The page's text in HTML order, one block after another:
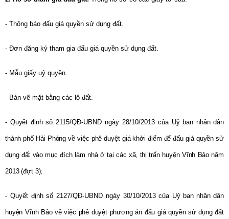
- Thông báo đấu giá quyền sử dụng đất.
- Đơn đăng ký tham gia đấu giá quyền sử dụng đất.
- Mẫu giấy uỷ quyền.
- Bản vẽ mặt bằng các lô đất.
- Quyết định số2115/QĐ-UBND ngày 28/10/2013của Uỷ ban nhân dân
thành phố Hải Phòng về việc phê duyệt giá khởi điểm để đấu giá quyền sử
dụng đất vào mục đích làm nhà ở tại các xã, thị trấn huyện Vĩnh Bảo năm
2013 (đợt 3);
- Quyết định số 2127/QĐ-UBND ngày 30/10/2013của Uỷ ban nhân dân
huyện Vĩnh Bảo về việc phê duyệt phương án đấu giá quyền sử dụng đất